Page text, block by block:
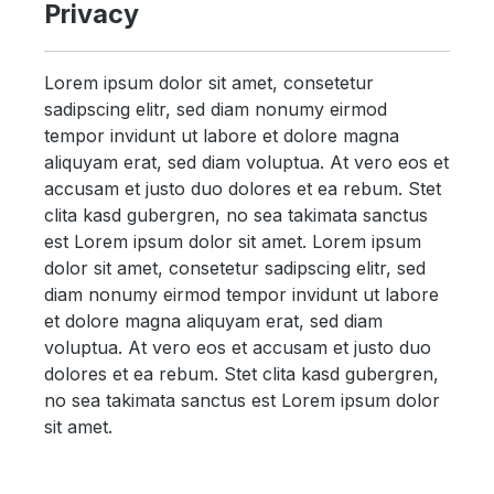
Privacy
Lorem ipsum dolor sit amet, consetetur
sadipscing elitr, sed diam nonumy eirmod
tempor invidunt ut labore et dolore magna
aliquyam erat, sed diam voluptua. At vero eos et
accusam et justo duo dolores et ea rebum. Stet
clita kasd gubergren, no sea takimata sanctus
est Lorem ipsum dolor sit amet. Lorem ipsum
dolor sit amet, consetetur sadipscing elitr, sed
diam nonumy eirmod tempor invidunt ut labore
et dolore magna aliquyam erat, sed diam
voluptua. At vero eos et accusam et justo duo
dolores et ea rebum. Stet clita kasd gubergren,
no sea takimata sanctus est Lorem ipsum dolor
sit amet.